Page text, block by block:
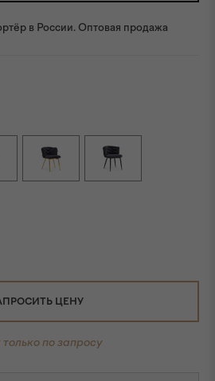
в России. Оптовая продажа
ЦЕНУ
по запросу